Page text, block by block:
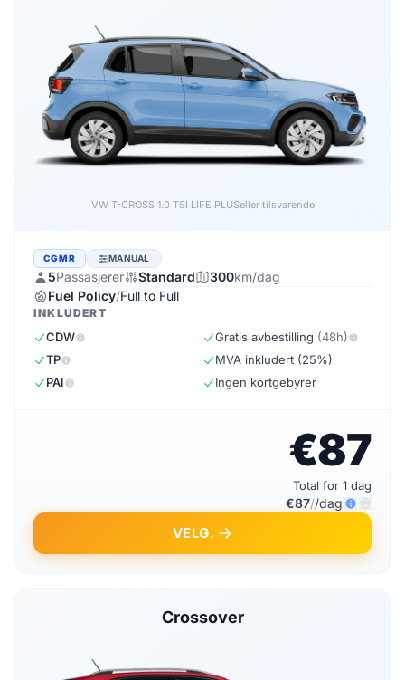
VW T-CROSS 1.0 TSI LIFE PLUSeller tilsvarende
CGMR MANUAL
5Passasjerer Standard 300km/dag
Fuel Policy/Full to Full
INKLUDERT
CDW
TP
PAI
Gratis avbestilling (48h)
MVA inkludert (25%)
Ingen kortgebyrer
€87
Total for 1 dag
€87//dag
VELG.
Crossover